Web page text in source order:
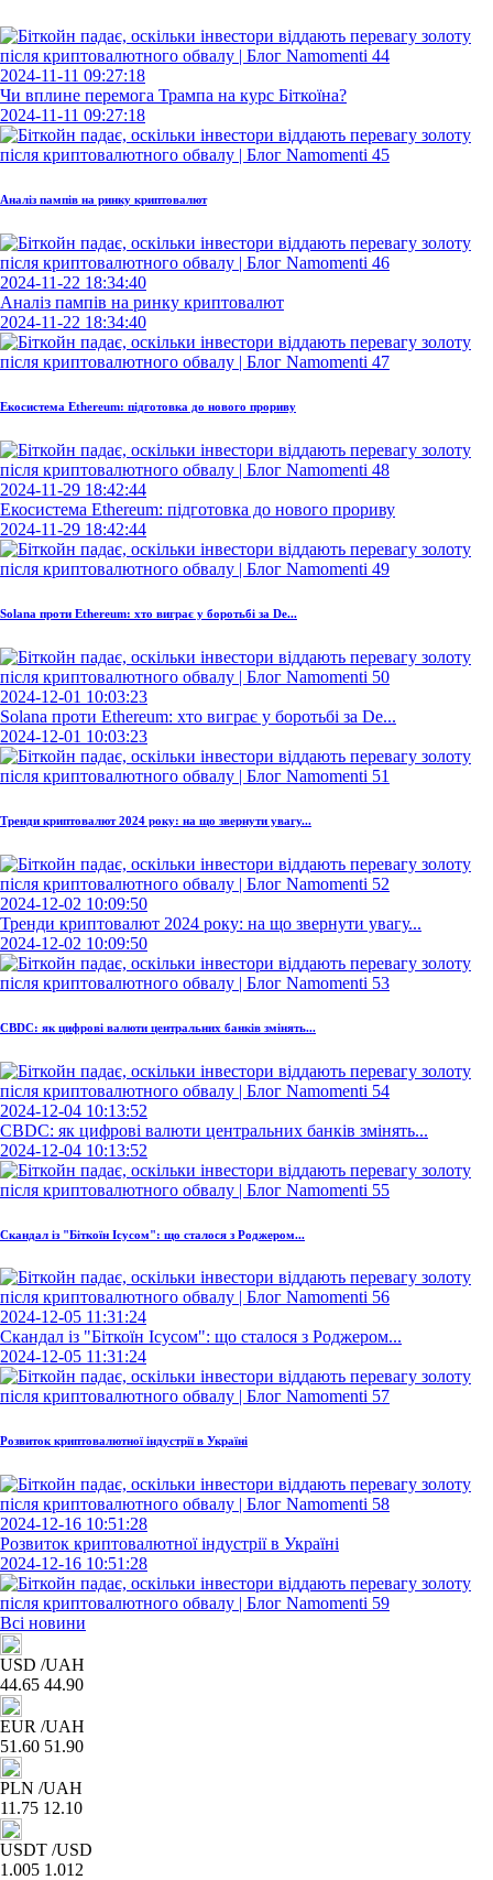
2024-11-11 09:27:18
Чи вплине перемога Трампа на курс Біткоїна?
2024-11-11 09:27:18
Аналіз пампів на ринку криптовалют
2024-11-22 18:34:40
Аналіз пампів на ринку криптовалют
2024-11-22 18:34:40
Екосистема Ethereum: підготовка до нового прориву
2024-11-29 18:42:44
Екосистема Ethereum: підготовка до нового прориву
2024-11-29 18:42:44
Solana проти Ethereum: хто виграє у боротьбі за De...
2024-12-01 10:03:23
Solana проти Ethereum: хто виграє у боротьбі за De...
2024-12-01 10:03:23
Тренди криптовалют 2024 року: на що звернути увагу...
2024-12-02 10:09:50
Тренди криптовалют 2024 року: на що звернути увагу...
2024-12-02 10:09:50
CBDC: як цифрові валюти центральних банків змінять...
2024-12-04 10:13:52
CBDC: як цифрові валюти центральних банків змінять...
2024-12-04 10:13:52
Скандал із "Біткоїн Ісусом": що сталося з Роджером...
2024-12-05 11:31:24
Скандал із "Біткоїн Ісусом": що сталося з Роджером...
2024-12-05 11:31:24
Розвиток криптовалютної індустрії в Україні
2024-12-16 10:51:28
Розвиток криптовалютної індустрії в Україні
2024-12-16 10:51:28
Всі новини
USD /UAH
44.65 44.90
EUR /UAH
51.60 51.90
PLN /UAH
11.75 12.10
USDT /USD
1.005 1.012